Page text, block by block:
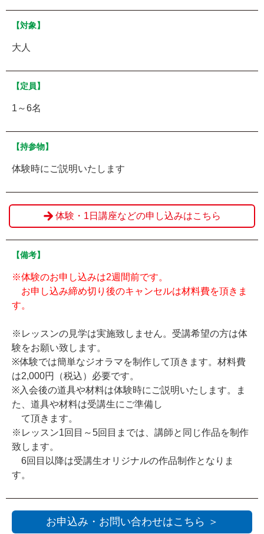
【対象】
大人
【定員】
1～6名
【持参物】
体験時にご説明いたします
体験・1日講座などの申し込みはこちら
【備考】
※体験のお申し込みは2週間前です。
お申し込み締め切り後のキャンセルは材料費を頂きま
す。
※レッスンの見学は実施致しません。受講希望の方は体
験をお願い致します。
※体験では簡単なジオラマを制作して頂きます。材料費
は2,000円（税込）必要です。
※入会後の道具や材料は体験時にご説明いたします。ま
た、道具や材料は受講生にご準備し
て頂きます。
※レッスン1回目～5回目までは、講師と同じ作品を制作
致します。
6回目以降は受講生オリジナルの作品制作となりま
す。
お申込み・お問い合わせはこちら ＞